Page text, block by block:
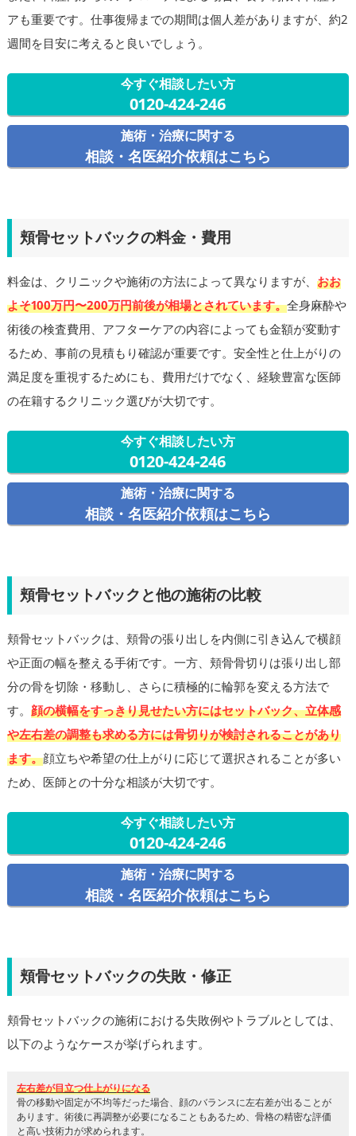
アも重要です。仕事復帰までの期間は個人差がありますが、約2
週間を目安に考えると良いでしょう。
今すぐ相談したい方
0120-424-246
施術・治療に関する
相談・名医紹介依頼はこちら
頬骨セットバックの料金・費用
料金は、クリニックや施術の方法によって異なりますが、 おお
よそ100万円〜200万円前後が相場とされています。全身麻酔や
術後の検査費用、アフターケアの内容によっても金額が変動す
るため、事前の見積もり確認が重要です。安全性と仕上がりの
満足度を重視するためにも、費用だけでなく、経験豊富な医師
の在籍するクリニック選びが大切です。
今すぐ相談したい方
0120-424-246
施術・治療に関する
相談・名医紹介依頼はこちら
頬骨セットバックと他の施術の比較
頬骨セットバックは、頬骨の張り出しを内側に引き込んで横顔
や正面の幅を整える手術です。一方、頬骨骨切りは張り出し部
分の骨を切除・移動し、さらに積極的に輪郭を変える方法で
す。 顔の横幅をすっきり見せたい方にはセットバック、立体感
や左右差の調整も求める方には骨切りが検討されることがあり
ます。顔立ちや希望の仕上がりに応じて選択されることが多い
ため、医師との十分な相談が大切です。
今すぐ相談したい方
0120-424-246
施術・治療に関する
相談・名医紹介依頼はこちら
頬骨セットバックの失敗・修正
頬骨セットバックの施術における失敗例やトラブルとしては、
以下のようなケースが挙げられます。
左右差が目立つ仕上がりになる
骨の移動や固定が不均等だった場合、顔のバランスに左右差が出ることが
あります。術後に再調整が必要になることもあるため、骨格の精密な評価
と高い技術力が求められます。